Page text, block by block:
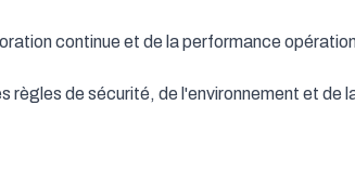
continue et de la performance
règles de sécurité, de l'environnement et de